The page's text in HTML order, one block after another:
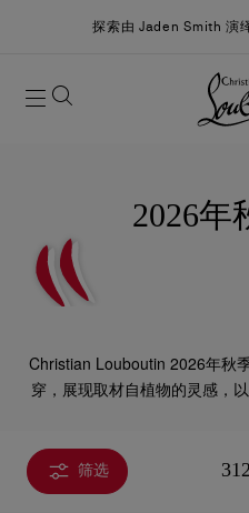
探索由 Jaden Smith 演
2026年
Christian Louboutin 2026年秋
穿，展现取材自植物的灵感，
筛选